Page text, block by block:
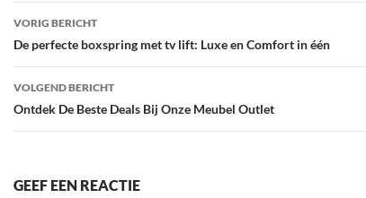
Bericht
navigatie
VORIG BERICHT
De perfecte boxspring met tv lift: Luxe en Comfort in één
VOLGEND BERICHT
Ontdek De Beste Deals Bij Onze Meubel Outlet
GEEF EEN REACTIE